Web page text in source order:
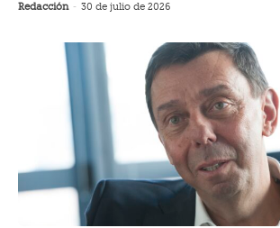
Redacción - 30 de julio de 2026